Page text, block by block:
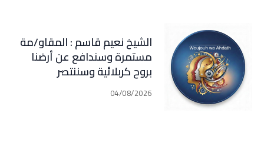
لدماء الضحايا وتعزية لأهاليهم
وآلاف الجرحى
والمتضررين(المطران بولس عبد
الساتر)
الشيخ نعيم قاسم : المقاو/مة
مستمرة وسندافع عن أرضنا
بروح كربلائية وسننتصر
04/08/2026